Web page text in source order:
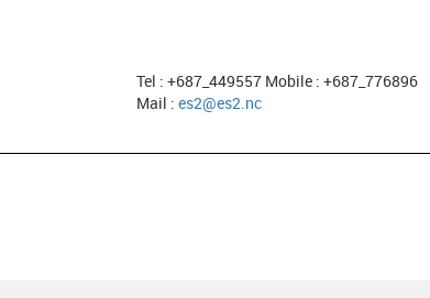
Tel : +687_449557 Mobile : +687_776896
Mail : es2@es2.nc